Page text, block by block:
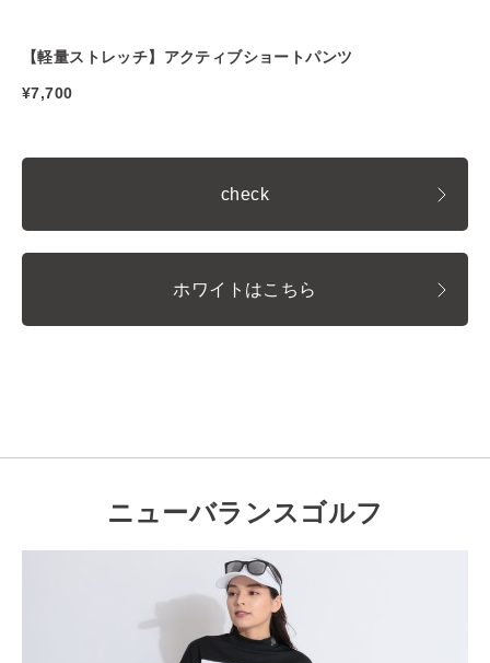
【軽量ストレッチ】アクティブショートパンツ
¥7,700
check
ホワイトはこちら
ニューバランスゴルフ